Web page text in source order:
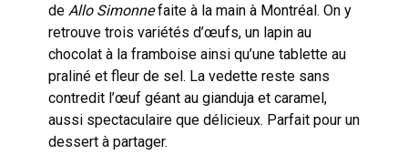
de Allo Simonnefaite à la main à Montréal. On y
retrouve trois variétés d’œufs, un lapin au
chocolat à la framboise ainsi qu’une tablette au
praliné et fleur de sel. La vedette reste sans
contredit l’œuf géant au gianduja et caramel,
aussi spectaculaire que délicieux. Parfait pour un
dessert à partager.